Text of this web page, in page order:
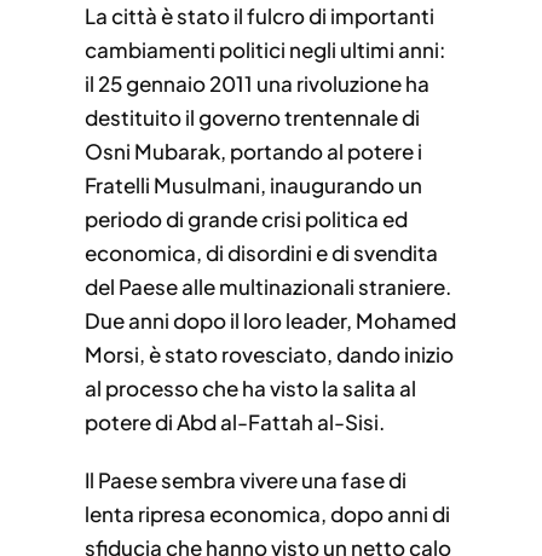
La città è stato il fulcro di importanti
cambiamenti politici negli ultimi anni:
il 25 gennaio 2011 una rivoluzione ha
destituito il governo trentennale di
Osni Mubarak, portando al potere i
Fratelli Musulmani, inaugurando un
periodo di grande crisi politica ed
economica, di disordini e di svendita
del Paese alle multinazionali straniere.
Due anni dopo il loro leader, Mohamed
Morsi, è stato rovesciato, dando inizio
al processo che ha visto la salita al
potere di Abd al-Fattah al-Sisi.
Il Paese sembra vivere una fase di
lenta ripresa economica, dopo anni di
sfiducia che hanno visto un netto calo